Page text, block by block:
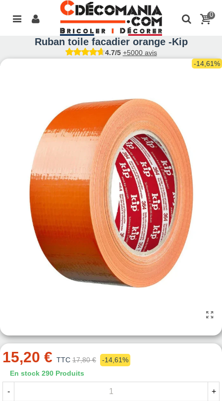
0
Ruban toile facadier orange -Kip
4.7/5 +5000 avis
-14,61%
15,20 € TTC 17,80 €
-14,61%
En stock 290 Produits
- +